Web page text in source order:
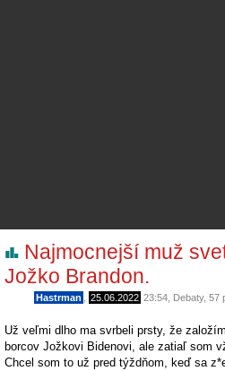
Najmocnejší muž
Jožko Brandon.
Hastrman 25.06.2022 23:54 Debaty, 57
Už veľmi dlho ma svrbeli prsty, že
borcov Jožkovi Bidenovi, ale zatiaľ som
Chcel som to už pred týždňom, keď sa